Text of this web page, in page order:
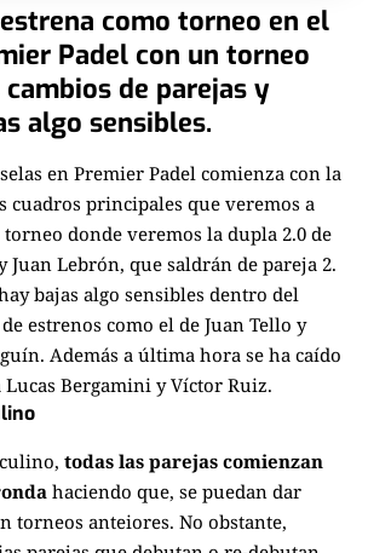
como torneo en el
Padel con un torneo
de parejas y
algo sensibles.
en Premier Padel comienza con la
cuadros principales que veremos a
donde veremos la dupla 2.0 de
Juan Lebrón, que saldrán de pareja 2.
bajas algo sensibles dentro del
estrenos como el de Juan Tello y
Además a última hora se ha caído
Bergamini y Víctor Ruiz.
todas las parejas comienzan
haciendo que, se puedan dar
torneos anteiores. No obstante,